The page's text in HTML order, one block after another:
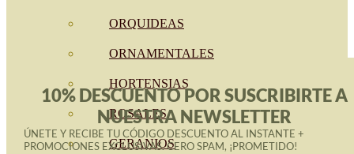
ORQUIDEAS
ORNAMENTALES
HORTENSIAS
ROSALES
GERANIOS
10% DESCUENTO POR SUSCRIBIRTE A
NUESTRA NEWSLETTER
ÚNETE Y RECIBE TU CÓDIGO DESCUENTO AL INSTANTE +
PROMOCIONES EXCLUSIVAS. CERO SPAM, ¡PROMETIDO!